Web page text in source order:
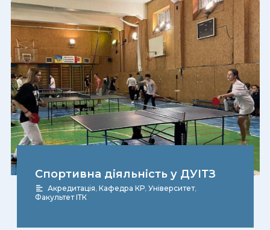
Спортивна діяльність у ДУІТЗ
Акредитація, Кафедра КР, Університет,
Факультет ІТК